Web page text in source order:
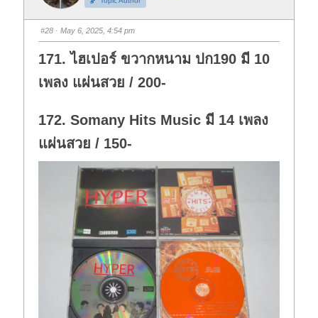
m
d
o
n
m
u
p
#28 · May 6, 2025, 4:54 pm
171. ไฮเปอร์ ขวากหนาม ปก190 มี 10
เพลง แผ่นสวย / 200-
172. Somany Hits Music มี 14 เพลง
แผ่นสวย / 150-